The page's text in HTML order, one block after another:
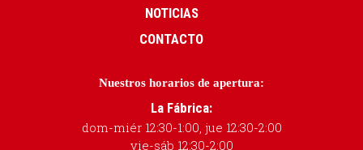
NOTICIAS
CONTACTO
Nuestros horarios de apertura:
La Fábrica:
dom-miér 12:30-1:00, jue 12:30-2:00
vie-sáb 12:30-2:00